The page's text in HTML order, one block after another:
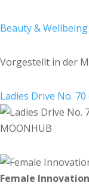
Beauty & Wellbeing
Vorgestellt in der
Ladies Drive No.
Female